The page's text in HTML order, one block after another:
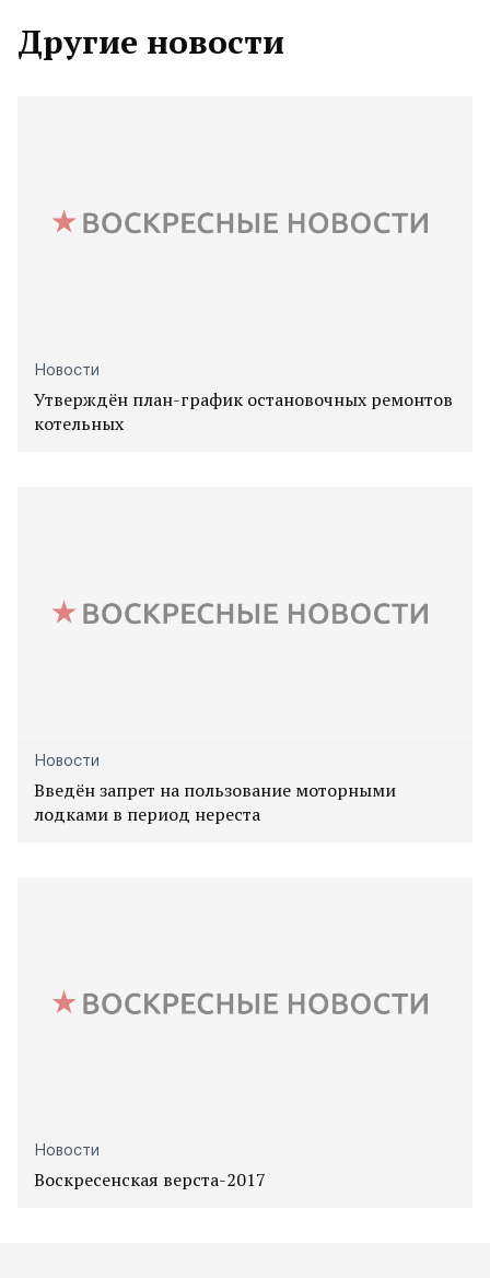
Другие новости
Новости
Утверждён план-график остановочных ремонтов
котельных
Новости
Введён запрет на пользование моторными
лодками в период нереста
Новости
Воскресенская верста-2017